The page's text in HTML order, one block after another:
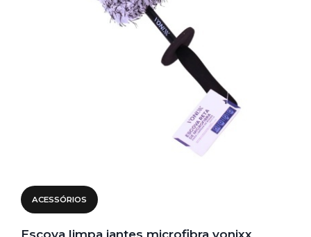
ACESSÓRIOS
Escova limpa jantes microfibra vonixx